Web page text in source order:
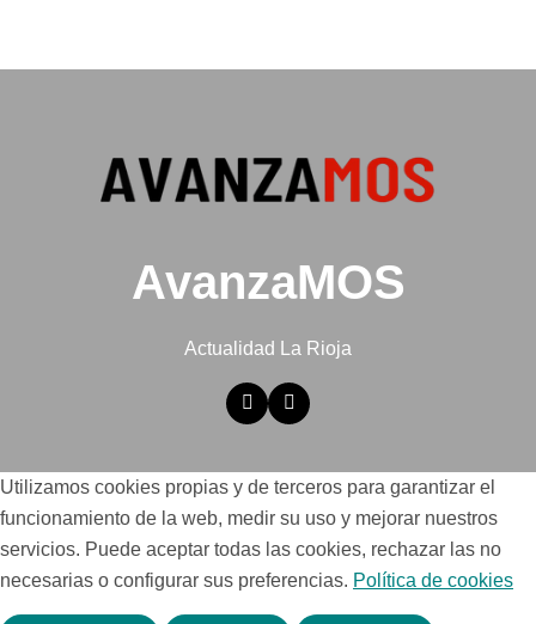
AvanzaMOS
Actualidad La Rioja
Utilizamos cookies propias y de terceros para garantizar el
funcionamiento de la web, medir su uso y mejorar nuestros
servicios. Puede aceptar todas las cookies, rechazar las no
necesarias o configurar sus preferencias. Política de cookies